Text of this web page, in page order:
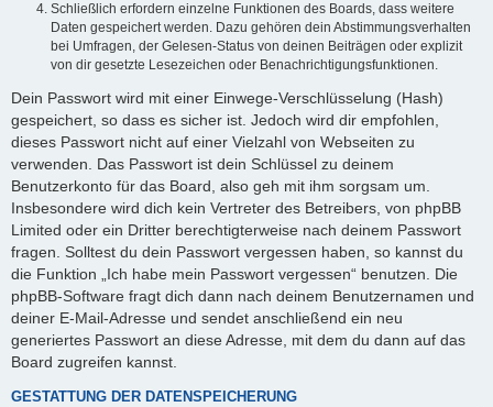
Schließlich erfordern einzelne Funktionen des Boards, dass weitere
Daten gespeichert werden. Dazu gehören dein Abstimmungsverhalten
bei Umfragen, der Gelesen-Status von deinen Beiträgen oder explizit
von dir gesetzte Lesezeichen oder Benachrichtigungsfunktionen.
Dein Passwort wird mit einer Einwege-Verschlüsselung (Hash)
gespeichert, so dass es sicher ist. Jedoch wird dir empfohlen,
dieses Passwort nicht auf einer Vielzahl von Webseiten zu
verwenden. Das Passwort ist dein Schlüssel zu deinem
Benutzerkonto für das Board, also geh mit ihm sorgsam um.
Insbesondere wird dich kein Vertreter des Betreibers, von phpBB
Limited oder ein Dritter berechtigterweise nach deinem Passwort
fragen. Solltest du dein Passwort vergessen haben, so kannst du
die Funktion „Ich habe mein Passwort vergessen“ benutzen. Die
phpBB-Software fragt dich dann nach deinem Benutzernamen und
deiner E-Mail-Adresse und sendet anschließend ein neu
generiertes Passwort an diese Adresse, mit dem du dann auf das
Board zugreifen kannst.
GESTATTUNG DER DATENSPEICHERUNG